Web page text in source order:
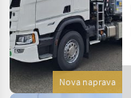
Nova naprava